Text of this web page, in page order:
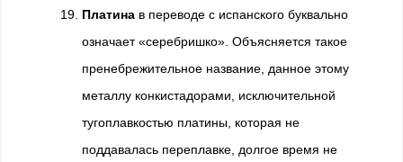
Платина в переводе с испанского буквально
означает «серебришко». Объясняется такое
пренебрежительное название, данное этому
металлу конкистадорами, исключительной
тугоплавкостью платины, которая не
поддавалась переплавке, долгое время не